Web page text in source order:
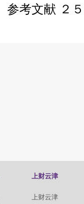
参考文献 ２
上财云津
上财云津